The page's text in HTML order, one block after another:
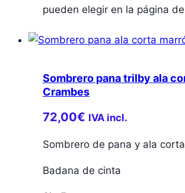
pueden elegir en la página
Sombrero pana trilby ala
Crambes
72,00€ IVA incl.
Sombrero de pana y ala
Badana de cinta